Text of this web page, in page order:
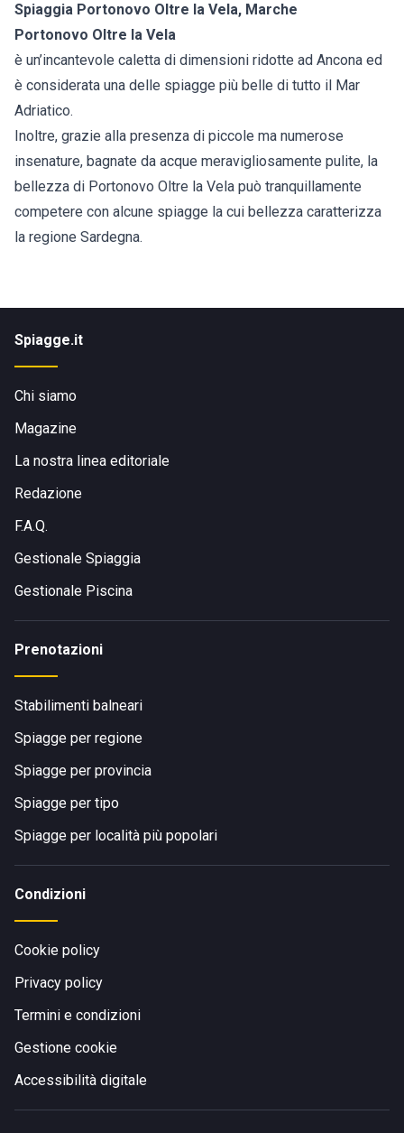
Spiaggia Portonovo Oltre la Vela, Marche
Portonovo Oltre la Vela
è un’incantevole caletta di dimensioni ridotte ad Ancona ed
è considerata una delle spiagge più belle di tutto il Mar
Adriatico.
Inoltre, grazie alla presenza di piccole ma numerose
insenature, bagnate da acque meravigliosamente pulite, la
bellezza di Portonovo Oltre la Vela può tranquillamente
competere con alcune spiagge la cui bellezza caratterizza
la regione Sardegna.
Spiagge.it
Chi siamo
Magazine
La nostra linea editoriale
Redazione
F.A.Q.
Gestionale Spiaggia
Gestionale Piscina
Prenotazioni
Stabilimenti balneari
Spiagge per regione
Spiagge per provincia
Spiagge per tipo
Spiagge per località più popolari
Condizioni
Cookie policy
Privacy policy
Termini e condizioni
Gestione cookie
Accessibilità digitale